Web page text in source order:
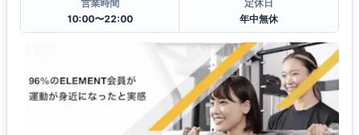
営業時間
10:00〜22:00
定休日
年中無休